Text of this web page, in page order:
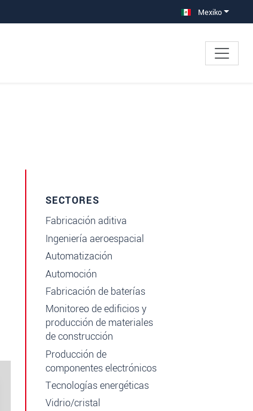
Mexiko
SECTORES
Fabricación aditiva
Ingeniería aeroespacial
Automatización
Automoción
Fabricación de baterías
Monitoreo de edificios y
producción de materiales
de construcción
Producción de
componentes electrónicos
Tecnologías energéticas
Vidrio/cristal